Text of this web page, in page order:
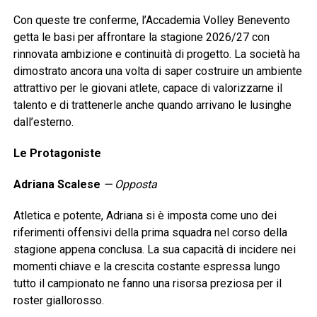
Con queste tre conferme, l’Accademia Volley Benevento
getta le basi per affrontare la stagione 2026/27 con
rinnovata ambizione e continuità di progetto. La società ha
dimostrato ancora una volta di saper costruire un ambiente
attrattivo per le giovani atlete, capace di valorizzarne il
talento e di trattenerle anche quando arrivano le lusinghe
dall’esterno.
Le Protagoniste
Adriana Scalese — Opposta
Atletica e potente, Adriana si è imposta come uno dei
riferimenti offensivi della prima squadra nel corso della
stagione appena conclusa. La sua capacità di incidere nei
momenti chiave e la crescita costante espressa lungo
tutto il campionato ne fanno una risorsa preziosa per il
roster giallorosso.